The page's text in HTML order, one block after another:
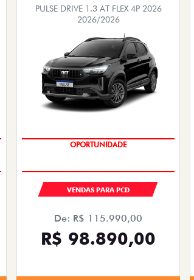
PULSE DRIVE 1.3 AT FLEX 4P 2026
2026/2026
OPORTUNIDADE
VENDAS PARA PCD
De: R$ 115.990,00
R$ 98.890,00